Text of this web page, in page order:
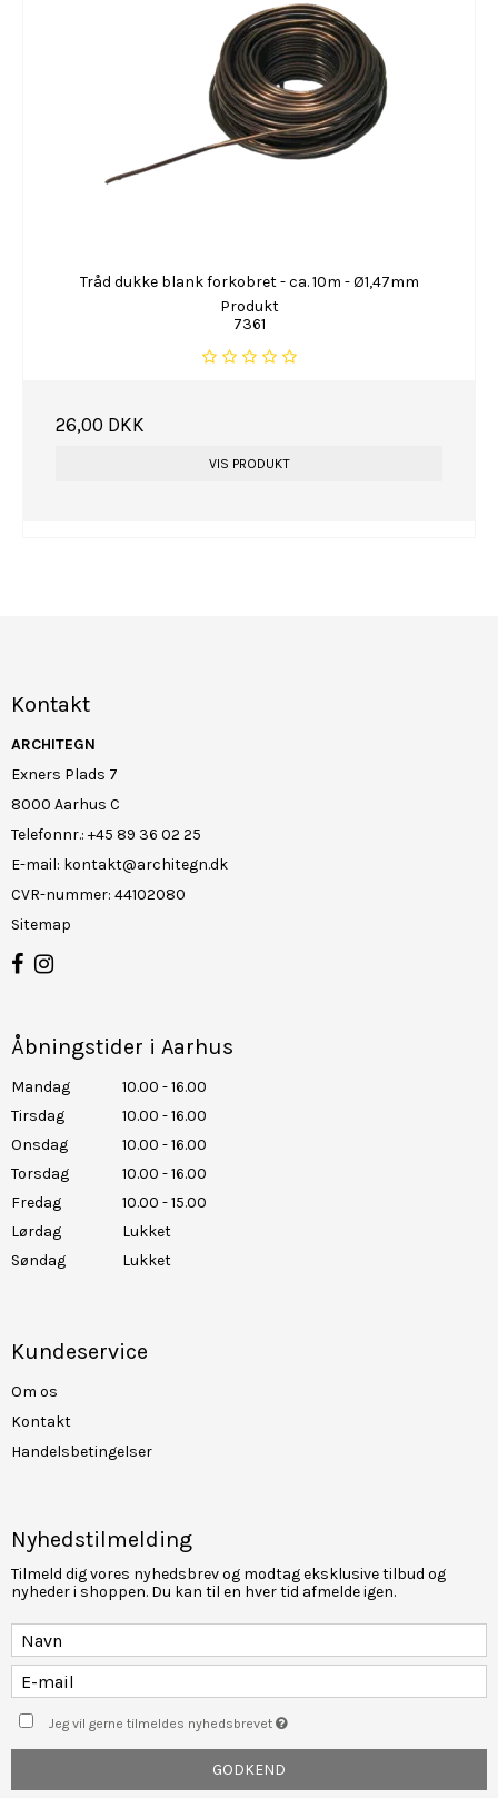
Tråd dukke blank forkobret - ca. 10m - Ø1,47mm
Produkt
7361
26,00 DKK
VIS PRODUKT
Kontakt
ARCHITEGN
Exners Plads 7
8000 Aarhus C
Telefonnr.: +45 89 36 02 25
E-mail: kontakt@architegn.dk
CVR-nummer: 44102080
Sitemap
Åbningstider i Aarhus
Mandag
10.00 - 16.00
Tirsdag
10.00 - 16.00
Onsdag
10.00 - 16.00
Torsdag
10.00 - 16.00
Fredag
10.00 - 15.00
Lørdag
Lukket
Søndag
Lukket
Kundeservice
Om os
Kontakt
Handelsbetingelser
Nyhedstilmelding
Tilmeld dig vores nyhedsbrev og modtag eksklusive tilbud og
nyheder i shoppen. Du kan til en hver tid afmelde igen.
Jeg vil gerne tilmeldes nyhedsbrevet
GODKEND